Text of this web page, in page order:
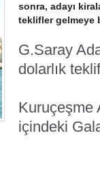
sonra, adayı
teklifler gelmeye
G.Saray
dolarlık teklif
Kuruçeşme
içindeki